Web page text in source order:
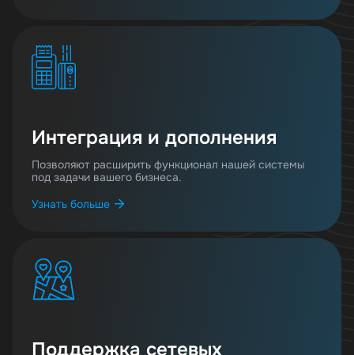
Интеграция и дополнения
Позволяют расширить функционал нашей системы
под задачи вашего бизнеса.
Узнать больше
Поддержка сетевых